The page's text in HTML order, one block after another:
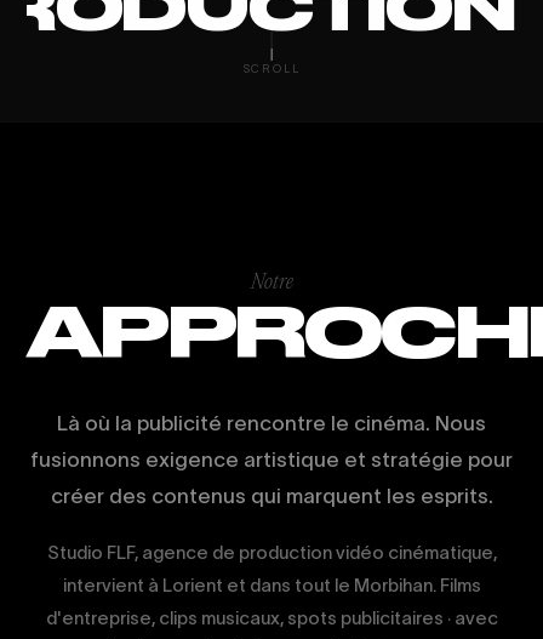
AGENCE DE
SCROLL
Notre
Là où la publicité rencontre le cinéma. Nous
fusionnons exigence artistique et stratégie pour
créer des contenus qui marquent les esprits.
Studio FLF, agence de production vidéo cinématique,
intervient à Lorient et dans tout le Morbihan. Films
d'entreprise, clips musicaux, spots publicitaires · avec